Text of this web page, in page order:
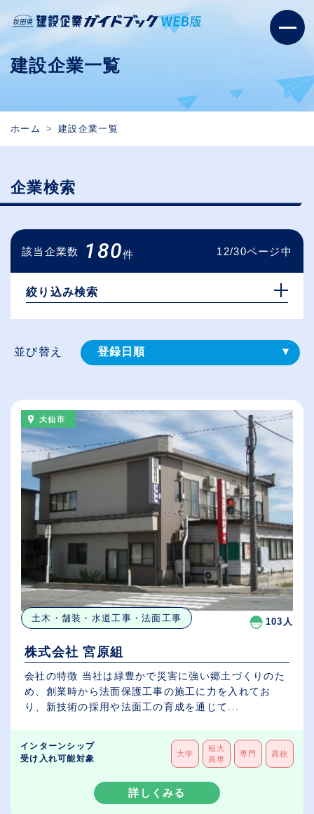
建設企業一覧
ホーム 建設企業一覧
企業検索
該当企業数 180件 12/30ページ中
絞り込み検索
並び替え 登録⽇順
（⾼卒の給与を基準）
従業員が多い順
休日数が多い順
大仙市
土木・舗装・水道工事・法面工事 103人
株式会社 宮原組
会社の特徴 当社は緑豊かで災害に強い郷土づくりのた
め、創業時から法面保護工事の施工に力を入れてお
り、新技術の採用や法面工の育成を通じて...
インターンシップ
受け入れ可能対象
大学
短大
高専
専門 高校
詳しくみる